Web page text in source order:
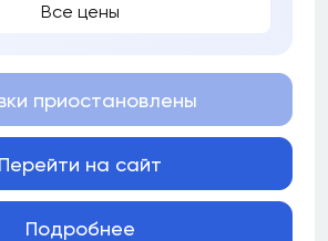
Все цены
приостановлены
Перейти на сайт
Подробнее